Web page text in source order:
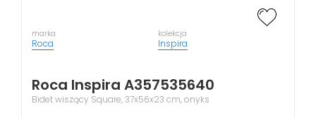
marka
Roca
kolekcja
Inspira
Roca Inspira A357535640
Bidet wiszący Square, 37x56x23 cm, onyks